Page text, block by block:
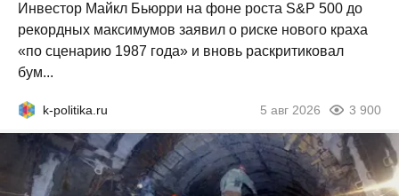
Инвестор Майкл Бьюрри на фоне роста S&P 500 до
рекордных максимумов заявил о риске нового краха
«по сценарию 1987 года» и вновь раскритиковал
бум...
k-politika.ru 5 авг 2026 3 900